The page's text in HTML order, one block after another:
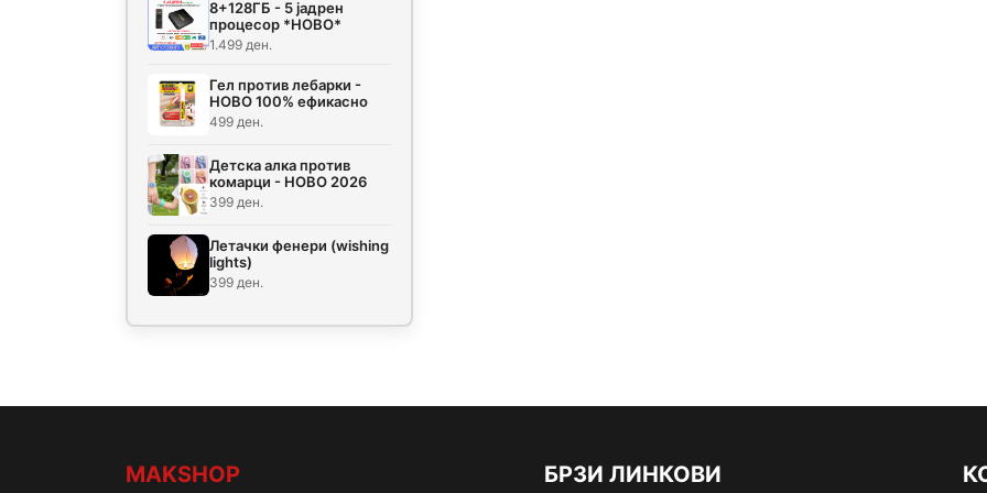
8+128ГБ - 5 јадрен
процесор *НОВО*
1.499 ден.
Гел против лебарки -
НОВО 100% ефикасно
499 ден.
Детска алка против
комарци - НОВО 2026
399 ден.
Летачки фенери (wishing
lights)
399 ден.
MAKSHOP БРЗИ ЛИНКОВИ